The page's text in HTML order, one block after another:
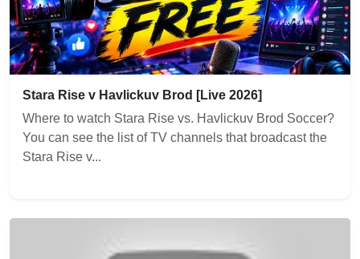
Stara Rise v Havlickuv Brod [Live 2026]
Where to watch Stara Rise vs. Havlickuv Brod Soccer?
You can see the list of TV channels that broadcast the
Stara Rise v...